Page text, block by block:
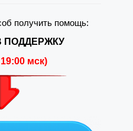
получить помощь:
ПОДДЕРЖКУ
мск)